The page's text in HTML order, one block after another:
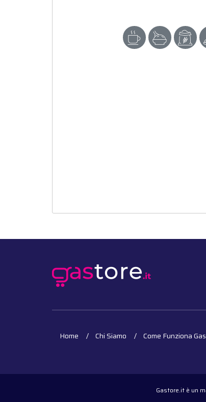
Home Chi Siamo Come Funziona
Gastore.it è un